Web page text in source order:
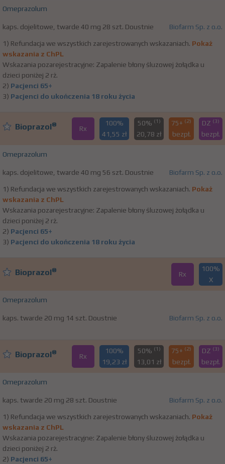
Omeprazolum
kaps. dojelitowe, twarde 40 mg 28 szt. Doustnie Biofarm Sp. z o.o.
1) Refundacja we wszystkich zarejestrowanych wskazaniach. Pokaż
wskazania z ChPL
Wskazania pozarejestracyjne: Zapalenie błony śluzowej żołądka u
dzieci poniżej 2 rż.
2) Pacjenci 65+
3) Pacjenci do ukończenia 18 roku życia
Bioprazol® Rx
100%
41,55 zł
50% (1)
20,78 zł
75+ (2)
bezpł.
DZ (3)
bezpł.
Omeprazolum
kaps. dojelitowe, twarde 40 mg 56 szt. Doustnie Biofarm Sp. z o.o.
1) Refundacja we wszystkich zarejestrowanych wskazaniach. Pokaż
wskazania z ChPL
Wskazania pozarejestracyjne: Zapalenie błony śluzowej żołądka u
dzieci poniżej 2 rż.
2) Pacjenci 65+
3) Pacjenci do ukończenia 18 roku życia
Bioprazol® Rx
100%
X
Omeprazolum
kaps. twarde 20 mg 14 szt. Doustnie Biofarm Sp. z o.o.
Bioprazol® Rx
100%
19,23 zł
50% (1)
13,01 zł
75+ (2)
bezpł.
DZ (3)
bezpł.
Omeprazolum
kaps. twarde 20 mg 28 szt. Doustnie Biofarm Sp. z o.o.
1) Refundacja we wszystkich zarejestrowanych wskazaniach. Pokaż
wskazania z ChPL
Wskazania pozarejestracyjne: Zapalenie błony śluzowej żołądka u
dzieci poniżej 2 rż.
2) Pacjenci 65+